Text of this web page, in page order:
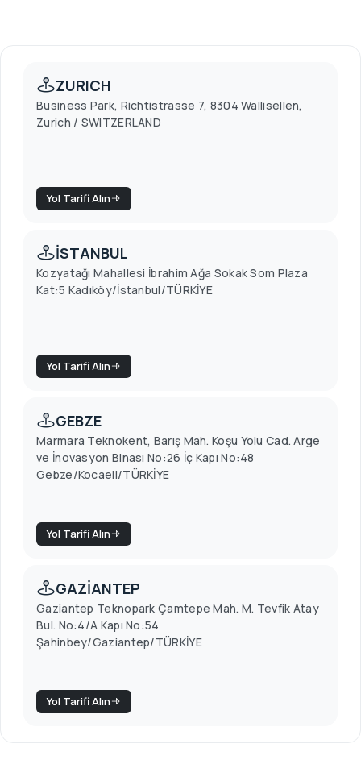
ZURICH
Business Park, Richtistrasse 7, 8304 Wallisellen,
Zurich / SWITZERLAND
Yol Tarifi Alın
İSTANBUL
Kozyatağı Mahallesi İbrahim Ağa Sokak Som Plaza
Kat:5 Kadıköy/İstanbul/TÜRKİYE
Yol Tarifi Alın
GEBZE
Marmara Teknokent, Barış Mah. Koşu Yolu Cad. Arge
ve İnovasyon Binası No:26 İç Kapı No:48
Gebze/Kocaeli/TÜRKİYE
Yol Tarifi Alın
GAZİANTEP
Gaziantep Teknopark Çamtepe Mah. M. Tevfik Atay
Bul. No:4/A Kapı No:54
Şahinbey/Gaziantep/TÜRKİYE
Yol Tarifi Alın